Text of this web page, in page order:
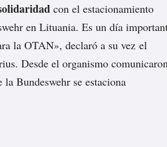
con el estacionamiento
en Lituania. Es un día
la OTAN», declaró a su vez el
Desde el organismo
Bundeswehr se estaciona